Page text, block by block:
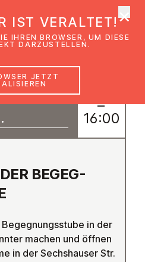
BE­GEG­
in der
machen und öffnen
in der Sechshauser Str.
–
16:00
IST VERALTET!
IHREN BROWSER, UM DIESE
DARZUSTELLEN.
JETZT
×